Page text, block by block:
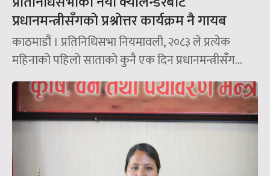
प्रधानमन्त्रीसँगको प्रश्नोत्तर कार्यक्रम नै गायब
काठमाडौं । प्रतिनिधिसभा नियमावली, २०८३ ले प्रत्येक
महिनाको पहिलो साताको कुनै एक दिन प्रधानमन्त्रीसँग...